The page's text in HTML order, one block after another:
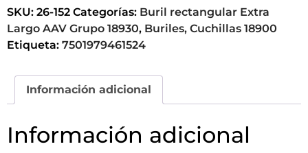
SKU: 26-152 Categorías: Buril rectangular Extra
Largo AAV Grupo 18930, Buriles, Cuchillas 18900
Etiqueta: 7501979461524
Información adicional
Información adicional